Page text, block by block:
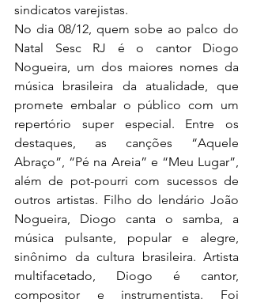
sindicatos varejistas.
No dia 08/12, quem sobe ao palco do
Natal Sesc RJ é o cantor Diogo
Nogueira, um dos maiores nomes da
música brasileira da atualidade, que
promete embalar o público com um
repertório super especial. Entre os
destaques, as canções “Aquele
Abraço”, “Pé na Areia” e “Meu Lugar”,
além de pot-pourri com sucessos de
outros artistas. Filho do lendário João
Nogueira, Diogo canta o samba, a
música pulsante, popular e alegre,
sinônimo da cultura brasileira. Artista
multifacetado, Diogo é cantor,
compositor e instrumentista. Foi